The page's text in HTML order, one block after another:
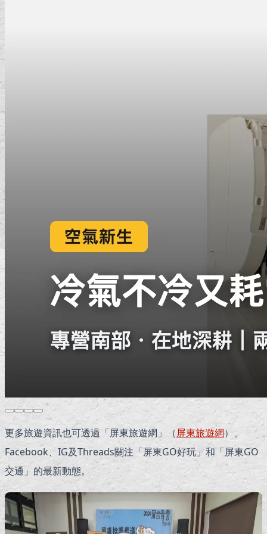
更多旅遊資訊也可透過「屏東旅遊網」（屏東旅遊網）、
Facebook、IG及Threads關注「屏東GO好玩」和「屏東GO
交通」的最新動態。